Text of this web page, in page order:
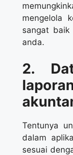
mengelola
sangat baik
anda.
2.
Tentunya
dalam
sesuai